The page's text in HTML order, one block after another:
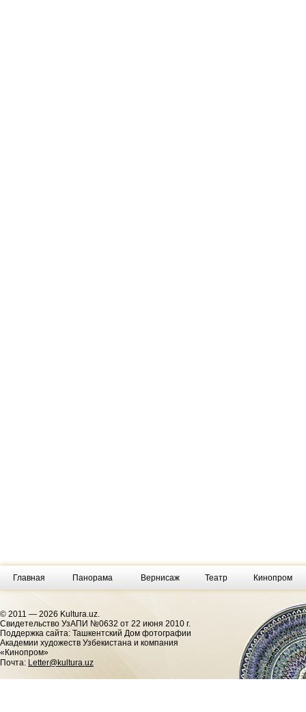
Главная Панорама Вернисаж Театр Кинопром
© 2011 — 2026 Kultura.uz.
Cвидетельство УзАПИ №0632 от 22 июня 2010 г.
Поддержка сайта: Ташкентский Дом фотографии
Академии художеств Узбекистана и компания
«Кинопром»
Почта: Letter@kultura.uz